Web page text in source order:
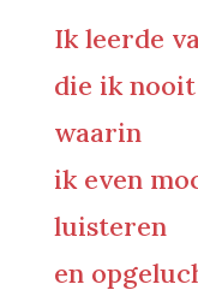
Ik leerde
die ik
waarin
ik even
luisteren
en